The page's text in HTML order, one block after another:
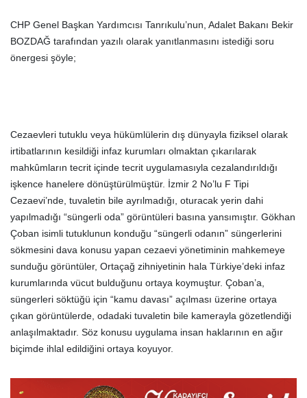
CHP Genel Başkan Yardımcısı Tanrıkulu’nun, Adalet Bakanı Bekir
BOZDAĞ tarafından yazılı olarak yanıtlanmasını istediği soru
önergesi şöyle;
Cezaevleri tutuklu veya hükümlülerin dış dünyayla fiziksel olarak
irtibatlarının kesildiği infaz kurumları olmaktan çıkarılarak
mahkûmların tecrit içinde tecrit uygulamasıyla cezalandırıldığı
işkence hanelere dönüştürülmüştür. İzmir 2 No’lu F Tipi
Cezaevi’nde, tuvaletin bile ayrılmadığı, oturacak yerin dahi
yapılmadığı “süngerli oda” görüntüleri basına yansımıştır. Gökhan
Çoban isimli tutuklunun konduğu “süngerli odanın” süngerlerini
sökmesini dava konusu yapan cezaevi yönetiminin mahkemeye
sunduğu görüntüler, Ortaçağ zihniyetinin hala Türkiye’deki infaz
kurumlarında vücut bulduğunu ortaya koymuştur. Çoban’a,
süngerleri söktüğü için “kamu davası” açılması üzerine ortaya
çıkan görüntülerde, odadaki tuvaletin bile kamerayla gözetlendiği
anlaşılmaktadır. Söz konusu uygulama insan haklarının en ağır
biçimde ihlal edildiğini ortaya koyuyor.